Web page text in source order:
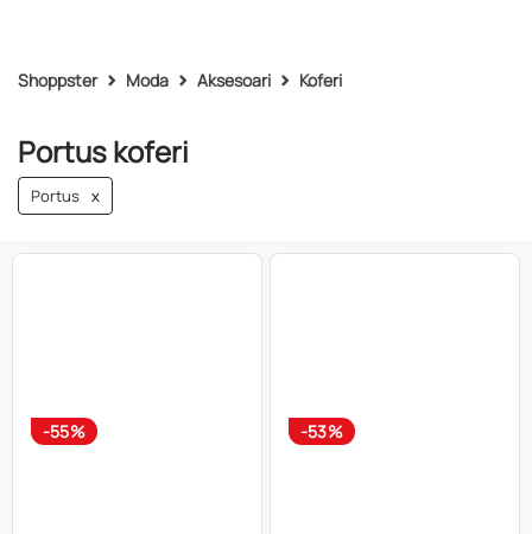
Shoppster Moda Aksesoari Koferi
Portus koferi
Portus x
-55% -53%